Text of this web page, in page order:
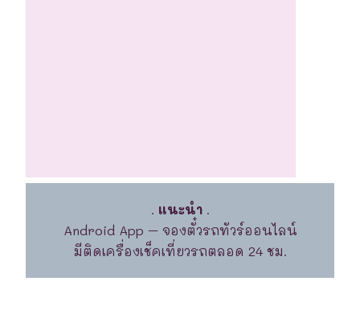
. แนะนำ.
Android App – จองตั๋วรถทัวร์ออนไลน์
มีติดเครื่องเช็คเที่ยวรถตลอด 24 ชม.